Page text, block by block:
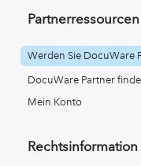
Partnerressourcen
Werden Sie DocuWare
DocuWare Partner
Mein Konto
Rechtsinformation